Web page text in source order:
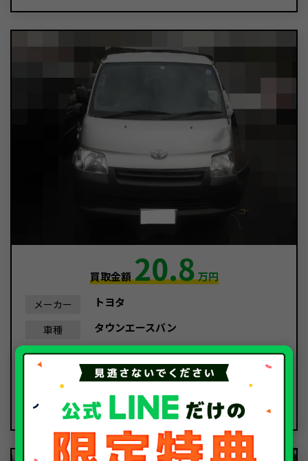
買取金額20.8万円
メーカー トヨタ
車種 タウンエースバン
年式 平成29年/2017年
39,515Km
種別 事故車